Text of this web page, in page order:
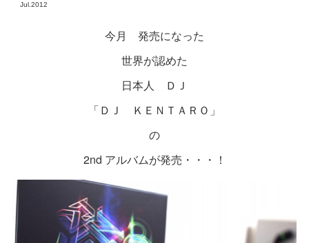
Jul 2012
今月 発売になった
世界が認めた
日本人 ＤＪ
「ＤＪ ＫＥＮＴＡＲＯ」
の
2nd アルバムが発売・・・！